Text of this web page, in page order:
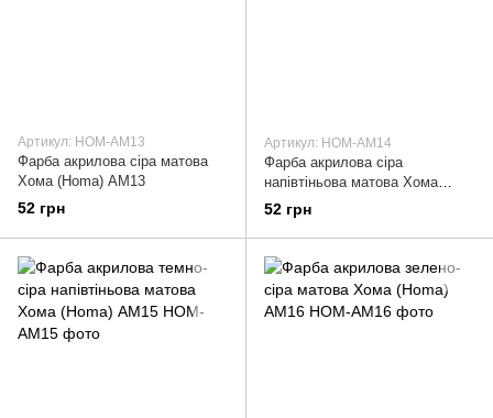
Артикул: HOM-AM13
Фарба акрилова сіра матова
Хома (Homa) АМ13
52 грн
Артикул: HOM-AM14
Фарба акрилова сіра
напівтіньова матова Хома
(Homa) АМ14
52 грн